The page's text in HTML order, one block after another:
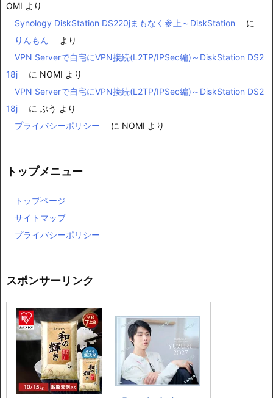
OMI より
Synology DiskStation DS220jまもなく参上～DiskStation
に
りんもん
より
VPN Serverで自宅にVPN接続(L2TP/IPSec編)～DiskStation DS2
18j
に NOMI より
VPN Serverで自宅にVPN接続(L2TP/IPSec編)～DiskStation DS2
18j
に ぶう より
プライバシーポリシー
に NOMI より
トップメニュー
トップページ
サイトマップ
プライバシーポリシー
スポンサーリンク